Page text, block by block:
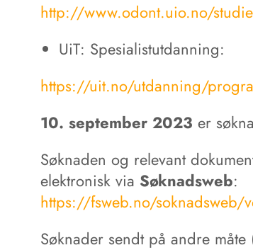
http://www.odont.uio.no/
UiT: Spesialistutdanning:
https://uit.no/utdanning/
10. september 2023 er
Søknaden og relevant
elektronisk via Søknadsweb:
https://fsweb.no/soknadsweb/
Søknader sendt på andre